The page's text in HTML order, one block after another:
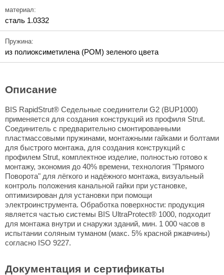
материал:
сталь 1.0332
Пружина:
из полиоксиметилена (POM) зеленого цвета
Описание
BIS RapidStrut® Седельные соединители G2 (BUP1000)
применяется для создания конструкций из профиля Strut.
Соединитель с предварительно смонтированными
пластмассовыми пружинами, монтажными гайками и болтами
для быстрого монтажа, для создания конструкций с
профилем Strut, комплектное изделие, полностью готово к
монтажу, экономия до 40% времени, технология "Прямого
Поворота" для лёгкого и надёжного монтажа, визуальный
контроль положения канальной гайки при установке,
оптимизирован для установки при помощи
электроинструмента. Обработка поверхности: продукция
является частью системы BIS UltraProtect® 1000, подходит
для монтажа внутри и снаружи зданий, мин. 1 000 часов в
испытании соляным туманом (макс. 5% красной ржавчины)
согласно ISO 9227.
Документация и сертификаты